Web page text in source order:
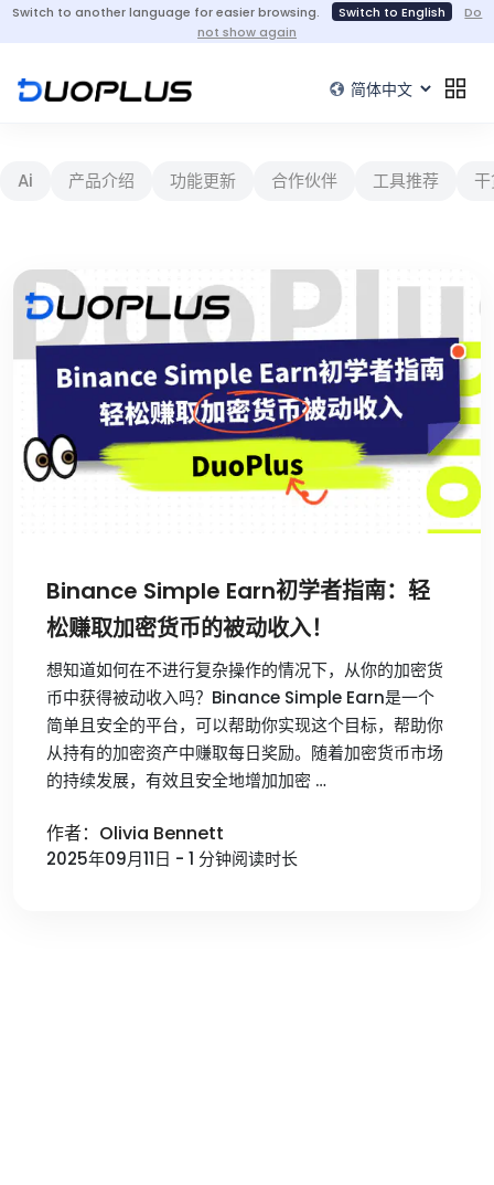
Switch to another language for easier browsing. Switch to English
Do
not show again
Ai 产品介绍 功能更新 合作伙伴 工具推荐
Binance Simple Earn初学者指南：轻
松赚取加密货币的被动收入！
想知道如何在不进行复杂操作的情况下，从你的加密货
币中获得被动收入吗？Binance Simple Earn是一个
简单且安全的平台，可以帮助你实现这个目标，帮助你
从持有的加密资产中赚取每日奖励。随着加密货币市场
的持续发展，有效且安全地增加加密 …
作者：Olivia Bennett
2025年09月11日 - 1 分钟阅读时长